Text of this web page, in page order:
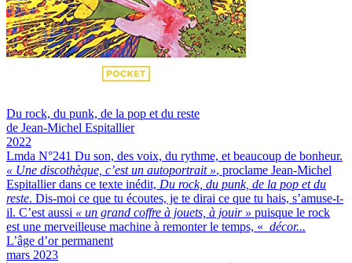
Du rock, du punk, de la pop et du reste
de Jean-Michel Espitallier
2022
Lmda N°241 Du son, des voix, du rythme, et beaucoup de bonheur.
« Une discothèque, c’est un autoportrait », proclame Jean-Michel
Espitallier dans ce texte inédit, Du rock, du punk, de la pop et du
reste. Dis-moi ce que tu écoutes, je te dirai ce que tu hais, s’amuse-t-
il. C’est aussi « un grand coffre à jouets, à jouir » puisque le rock
est une merveilleuse machine à remonter le temps, « décor...
L’âge d’or permanent
mars 2023